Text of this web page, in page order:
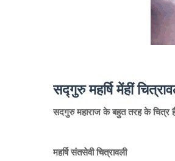
सद्गुरु महर्षि मेंहीं
सदगुरु महाराज के बहुत तरह के चित्र हैं
महर्षि संतसेवीचित्रावली